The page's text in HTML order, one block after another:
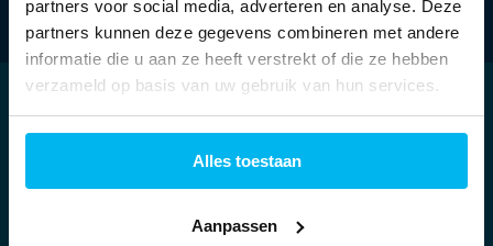
partners voor social media, adverteren en analyse. Deze
partners kunnen deze gegevens combineren met andere
informatie die u aan ze heeft verstrekt of die ze hebben
verzameld op basis van uw gebruik van hun services.
Alles toestaan
Aanpassen